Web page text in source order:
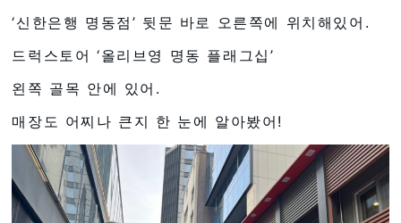
‘신한은행 명동점’ 뒷문 바로 오른쪽에 위치해있어.
드럭스토어 ‘올리브영 명동 플래그십’
왼쪽 골목 안에 있어.
매장도 어찌나 큰지 한 눈에 알아봤어!